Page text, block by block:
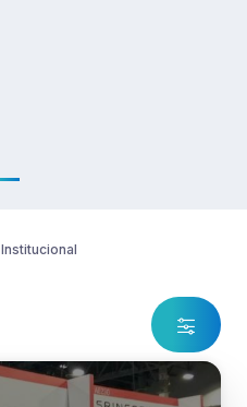
Institucional